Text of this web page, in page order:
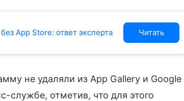
App Store: ответ эксперта Читать
не удаляли из App Gallery и Google
службе, отметив, что для этого